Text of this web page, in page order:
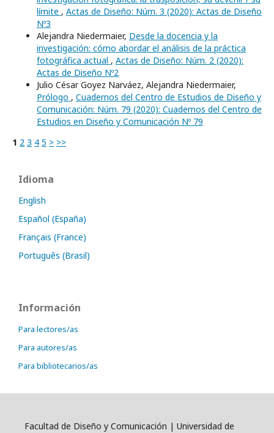
límite , Actas de Diseño: Núm. 3 (2020): Actas de Diseño
Nº3
Alejandra Niedermaier, Desde la docencia y la
investigación: cómo abordar el análisis de la práctica
fotográfica actual , Actas de Diseño: Núm. 2 (2020):
Actas de Diseño Nº2
Julio César Goyez Narváez, Alejandra Niedermaier,
Prólogo , Cuadernos del Centro de Estudios de Diseño y
Comunicación: Núm. 79 (2020): Cuadernos del Centro de
Estudios en Diseño y Comunicación Nº 79
1 2 3 4 5 > >>
Idioma
English
Español (España)
Français (France)
Português (Brasil)
Información
Para lectores/as
Para autores/as
Para bibliotecarios/as
Facultad de Diseño y Comunicación | Universidad de